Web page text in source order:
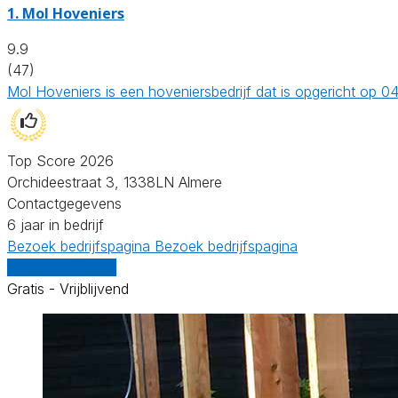
1. Mol Hoveniers
9.9
(47)
Mol Hoveniers is een hoveniersbedrijf dat is opgericht op
Top Score 2026
Orchideestraat 3, 1338LN Almere
Contactgegevens
6 jaar in bedrijf
Bezoek bedrijfspagina Bezoek bedrijfspagina
Gratis - Vrijblijvend